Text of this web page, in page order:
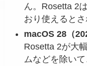
ん。Rosetta 2
おり使えると
macOS 28（
Rosetta 2が大
ムなどを除い